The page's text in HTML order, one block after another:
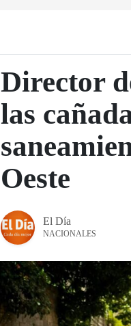
Director
las
Oeste
El Día
NACIONALES